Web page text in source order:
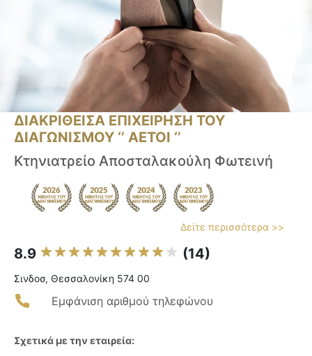
ΔΙΑΚΡΙΘΕΙΣΑ ΕΠΙΧΕΙΡΗΣΗ ΤΟΥ
ΔΙΑΓΩΝΙΣΜΟΥ ‘’ ΑΕΤΟΙ ‘’
Κτηνιατρείο Αποσταλακούλη Φωτεινή
Δείτε περισσότερα >>
8.9 (14)
Σινδοσ, Θεσσαλονίκη 574 00
Εμφάνιση αριθμού τηλεφώνου
Σχετικά με την εταιρεία: